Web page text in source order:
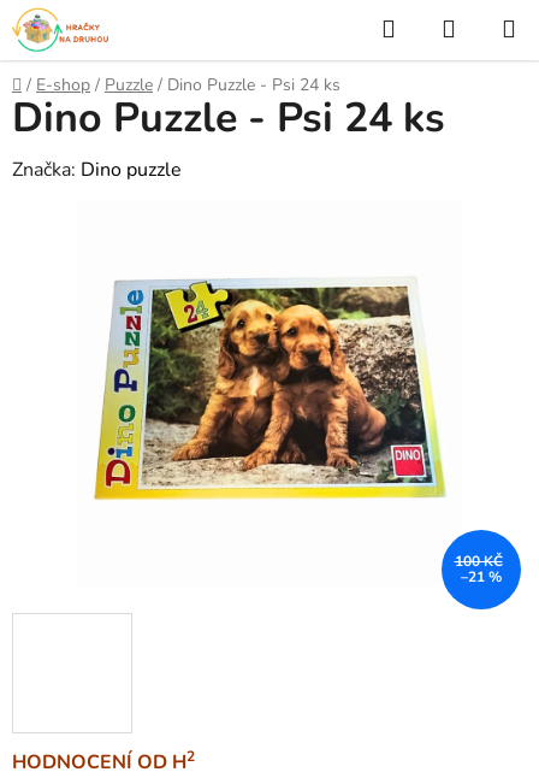
Přejít
na
obsah
Hledat
KOŠÍK
Domů
/ E-shop / Puzzle / Dino Puzzle - Psi 24 ks
HODNOCENÍ OD H2
Dino Puzzle - Psi 24 ks
Značka: Dino puzzle
100 KČ
–21 %